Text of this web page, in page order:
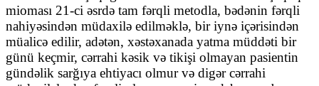
mioması 21-ci əsrdə tam fərqli metodla, bədənin fərqli
nahiyəsindən müdaxilə edilməklə, bir iynə içərisindən
müalicə edilir, adətən, xəstəxanada yatma müddəti bir
günü keçmir, cərrahi kəsik və tikişi olmayan pasientin
gündəlik sarğıya ehtiyacı olmur və digər cərrahi